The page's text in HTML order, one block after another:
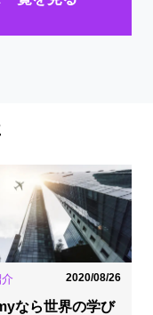
2020/08/26
なら世界の学び